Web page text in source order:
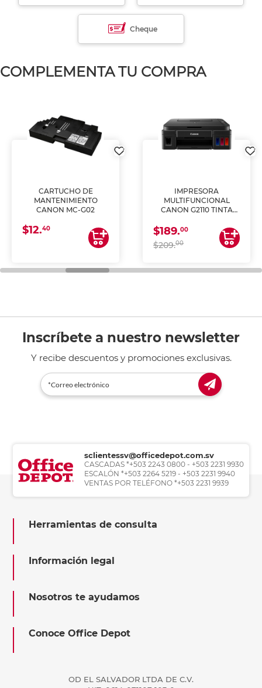
Cheque
COMPLEMENTA TU COMPRA
CARTUCHO DE
MANTENIMIENTO
CANON MC-G02
$12.40
IMPRESORA
MULTIFUNCIONAL
CANON G2110 TINTA
$189.00
$209.00
Inscríbete a nuestro newsletter
Y recibe descuentos y promociones exclusivas.
sclientessv@officedepot.com.sv
CASCADAS *+503 2243 0800 - +503 2231 9930
ESCALÓN *+503 2264 5219 - +503 2231 9940
VENTAS POR TELÉFONO *+503 2231 9939
Herramientas de consulta
Información legal
Nosotros te ayudamos
Conoce Office Depot
OD EL SALVADOR LTDA DE C.V.